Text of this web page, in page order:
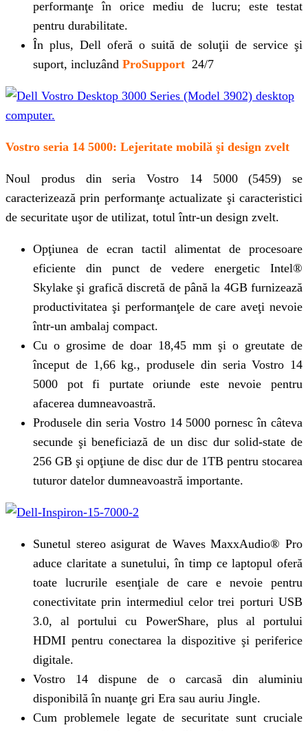
performanţe în orice mediu de lucru; este testat
pentru durabilitate.
În plus, Dell oferă o suită de soluţii de service şi
suport, incluzând ProSupport 24/7
Vostro seria 14 5000: Lejeritate mobilă şi design zvelt
Noul produs din seria Vostro 14 5000 (5459) se
caracterizează prin performanţe actualizate şi caracteristici
de securitate uşor de utilizat, totul într-un design zvelt.
Opţiunea de ecran tactil alimentat de procesoare
eficiente din punct de vedere energetic Intel®
Skylake şi grafică discretă de până la 4GB furnizează
productivitatea şi performanţele de care aveţi nevoie
într-un ambalaj compact.
Cu o grosime de doar 18,45 mm şi o greutate de
început de 1,66 kg., produsele din seria Vostro 14
5000 pot fi purtate oriunde este nevoie pentru
afacerea dumneavoastră.
Produsele din seria Vostro 14 5000 pornesc în câteva
secunde şi beneficiază de un disc dur solid-state de
256 GB şi opţiune de disc dur de 1TB pentru stocarea
tuturor datelor dumneavoastră importante.
Sunetul stereo asigurat de Waves MaxxAudio® Pro
aduce claritate a sunetului, în timp ce laptopul oferă
toate lucrurile esenţiale de care e nevoie pentru
conectivitate prin intermediul celor trei porturi USB
3.0, al portului cu PowerShare, plus al portului
HDMI pentru conectarea la dispozitive şi periferice
digitale.
Vostro 14 dispune de o carcasă din aluminiu
disponibilă în nuanţe gri Era sau auriu Jingle.
Cum problemele legate de securitate sunt cruciale